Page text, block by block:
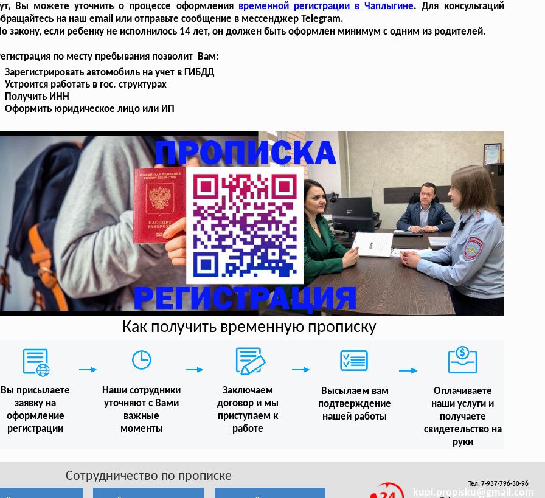
Вы можете уточнить о процессе оформления временной регистрации в Чаплыгине. Для консультаций
на наш email или отправьте сообщение в мессенджер Telegram.
закону, если ребенку не исполнилось 14 лет, он должен быть оформлен минимум с одним из родителей.
по месту пребывания позволит Вам:
Зарегистрировать автомобиль на учет в ГИБДД
Устроится работать в гос. структурах
Получить ИНН
Оформить юридическое лицо или ИП
Как получить временную прописку
Вы присылаете
заявку на
оформление
регистрации
Наши сотрудники
уточняют с Вами
важные
моменты
Заключаем
договор и мы
приступаем к
работе
Высылаем вам
подтверждение
нашей работы
Оплачиваете
наши услуги и
получаете
свидетельство на
руки
Сотрудничество по прописке
Тел. 7-937-796-30-96
kupi.propisku@gmail.com